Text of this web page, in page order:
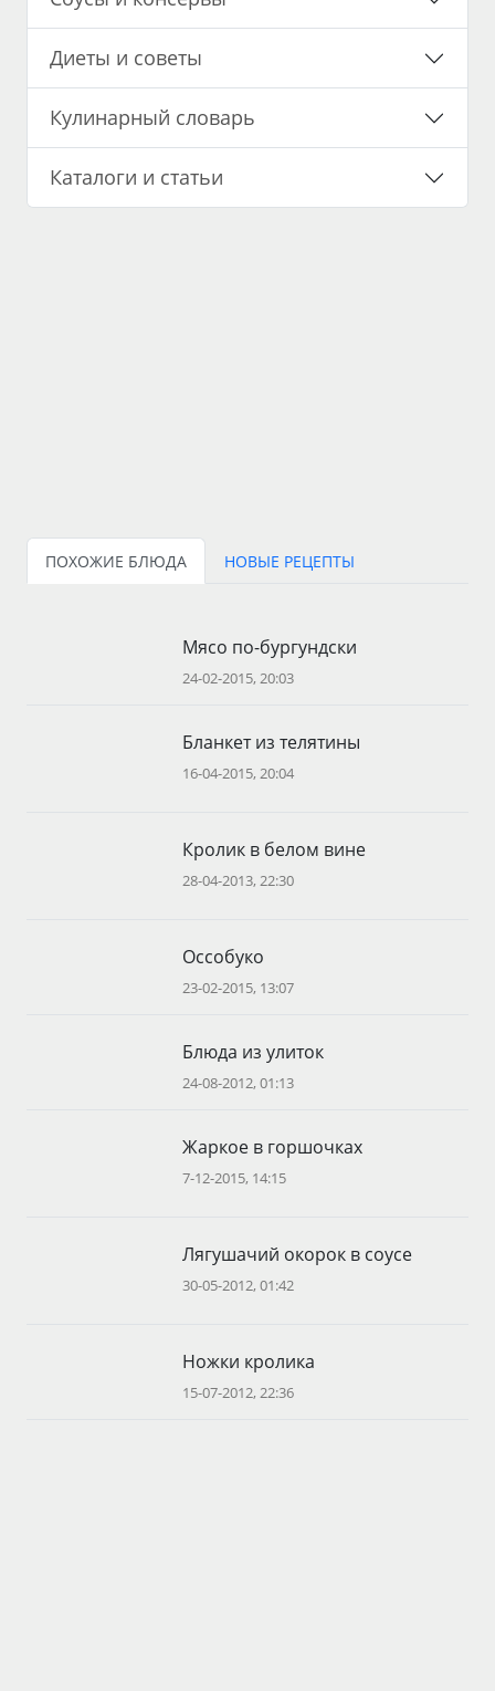
Диеты и советы
Кулинарный словарь
Каталоги и статьи
ПОХОЖИЕ БЛЮДА НОВЫЕ РЕЦЕПТЫ
Мясо по-бургундски
24-02-2015, 20:03
Бланкет из телятины
16-04-2015, 20:04
Кролик в белом вине
28-04-2013, 22:30
Оссобуко
23-02-2015, 13:07
Блюда из улиток
24-08-2012, 01:13
Жаркое в горшочках
7-12-2015, 14:15
Лягушачий окорок в соусе
30-05-2012, 01:42
Ножки кролика
15-07-2012, 22:36